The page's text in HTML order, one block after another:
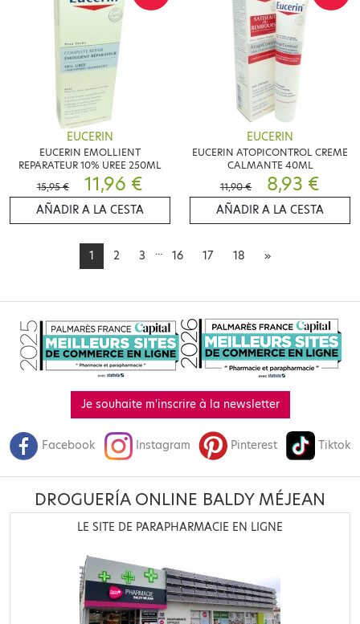
EUCERIN
EUCERIN EMOLLIENT
REPARATEUR 10% UREE 250ML
15,95 €
11,96 €
AÑADIR A LA CESTA
EUCERIN
EUCERIN ATOPICONTROL CREME
CALMANTE 40ML
11,90 €
8,93 €
AÑADIR A LA CESTA
1 2 3 ... 16 17 18 »
Je souhaite m'inscrire à la newsletter
Facebook Instagram Pinterest Tiktok
DROGUERÍA ONLINE BALDY MÉJEAN
LE SITE DE PARAPHARMACIE EN LIGNE